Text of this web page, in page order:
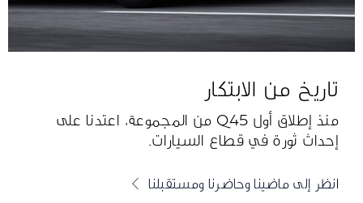
تاريخ من الابتكار
منذ إطلاق أول Q45 من المجموعة، اعتدنا على
إحداث ثورة في قطاع السيارات.
انظر إلى ماضينا وحاضرنا ومستقبلنا